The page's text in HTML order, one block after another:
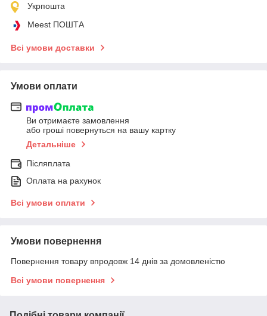
Укрпошта
Meest ПОШТА
Всі умови доставки
Умови оплати
Ви отримаєте замовлення
або гроші повернуться на вашу картку
Детальніше
Післяплата
Оплата на рахунок
Всі умови оплати
Умови повернення
Повернення товару впродовж 14 днів за домовленістю
Всі умови повернення